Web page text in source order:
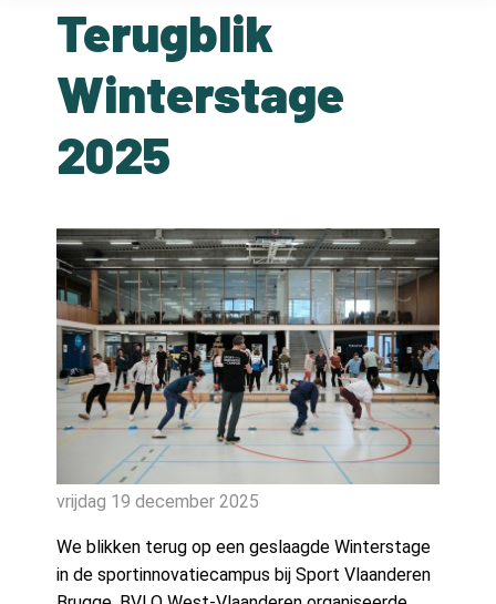
Terugblik
Winterstage
2025
vrijdag 19 december 2025
We blikken terug op een geslaagde Winterstage
in de sportinnovatiecampus bij Sport Vlaanderen
Inspiratie
PVLO
Zoeken
Account